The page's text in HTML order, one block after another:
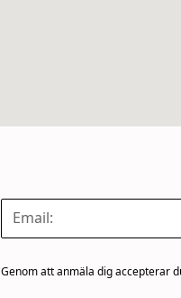
Genom att anmäla dig accepterar